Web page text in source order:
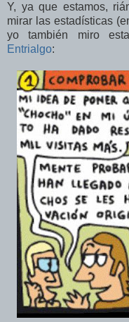
Y, ya que estamos,
mirar las estadísticas
yo también miro
Entrialgo: